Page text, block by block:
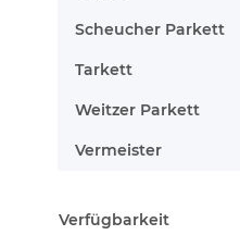
Scheucher Parkett
Tarkett
Weitzer Parkett
Vermeister
Verfügbarkeit